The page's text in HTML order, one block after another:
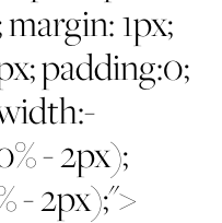
1px;
padding:0;
- 2px);
- 2px);">